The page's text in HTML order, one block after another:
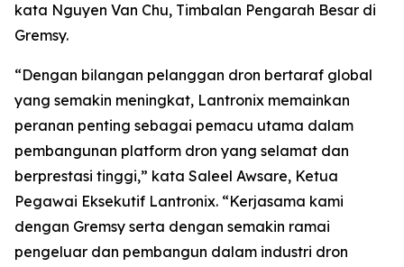
kata Nguyen Van Chu, Timbalan Pengarah Besar di
Gremsy.
“Dengan bilangan pelanggan dron bertaraf global
yang semakin meningkat, Lantronix memainkan
peranan penting sebagai pemacu utama dalam
pembangunan platform dron yang selamat dan
berprestasi tinggi,” kata Saleel Awsare, Ketua
Pegawai Eksekutif Lantronix. “Kerjasama kami
dengan Gremsy serta dengan semakin ramai
pengeluar dan pembangun dalam industri dron